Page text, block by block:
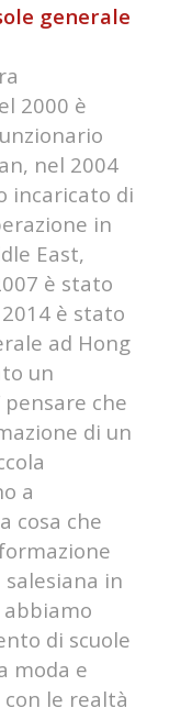
generale
2000 è
nel 2004
incaricato di
in
East,
è stato
è stato
ad Hong
un
che
di un
a
cosa che
in
di scuole
moda e
le realtà